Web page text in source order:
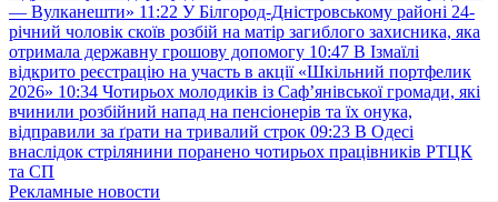
— Вулканешти» 11:22 У Білгород-Дністровському районі 24-
річний чоловік скоїв розбій на матір загиблого захисника, яка
отримала державну грошову допомогу 10:47 В Ізмаїлі
відкрито реєстрацію на участь в акції «Шкільний портфелик
2026» 10:34 Чотирьох молодиків із Саф’янівської громади, які
вчинили розбійний напад на пенсіонерів та їх онука,
відправили за ґрати на тривалий строк 09:23 В Одесі
внаслідок стрілянини поранено чотирьох працівників РТЦК
та СП
Рекламные новости